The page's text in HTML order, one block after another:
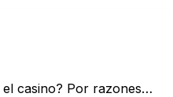
el casino? Por razones…